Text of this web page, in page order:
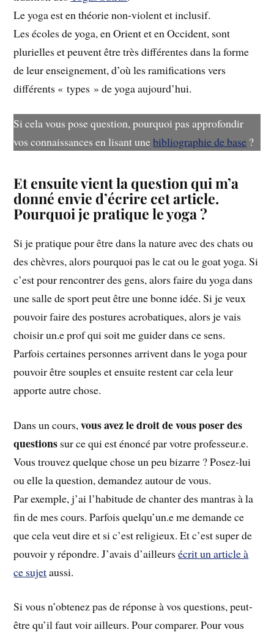
Le yoga est en théorie non-violent et inclusif.
Les écoles de yoga, en Orient et en Occident, sont
plurielles et peuvent être très différentes dans la forme
de leur enseignement, d’où les ramifications vers
différents « types » de yoga aujourd’hui.
Si cela vous pose question, pourquoi pas approfondir
vos connaissances en lisant unebibliographie de base ?
Et ensuite vient la question qui m’a
donné envie d’écrire cet article.
Pourquoi je pratique le yoga ?
Si je pratique pour être dans la nature avec des chats ou
des chèvres, alors pourquoi pas le cat ou le goat yoga. Si
c’est pour rencontrer des gens, alors faire du yoga dans
une salle de sport peut être une bonne idée. Si je veux
pouvoir faire des postures acrobatiques, alors je vais
choisir un.e prof qui soit me guider dans ce sens.
Parfois certaines personnes arrivent dans le yoga pour
pouvoir être souples et ensuite restent car cela leur
apporte autre chose.
Dans un cours,vous avez le droit de vous poser des
questions sur ce qui est énoncé par votre professeur.e.
Vous trouvez quelque chose un peu bizarre ? Posez-lui
ou elle la question, demandez autour de vous.
Par exemple, j’ai l’habitude de chanter des mantras à la
fin de mes cours. Parfois quelqu’un.e me demande ce
que cela veut dire et si c’est religieux. Et c’est super de
pouvoir y répondre. J’avais d’ailleursécrit un article à
ce sujetaussi.
Si vous n’obtenez pas de réponse à vos questions, peut-
être qu’il faut voir ailleurs. Pour comparer. Pour vous